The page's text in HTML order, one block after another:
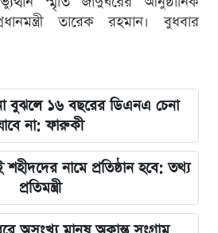
তারেক রহমান। বুধবার
না বুঝলে ১৬ বছরের ডিএনএ চেনা
না: ফারুকী
নামে প্রতিষ্ঠান হবে: তথ্য
প্রতিমন্ত্রী